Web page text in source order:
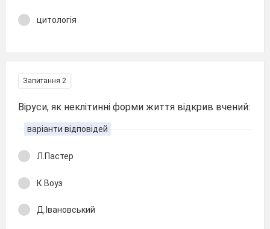
цитологія
Запитання 2
Віруси, як неклітинні форми життя відкрив вчений:
варіанти відповідей
Л.Пастер
К.Воуз
Д.Івановський